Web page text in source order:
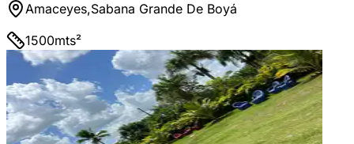
Amaceyes,Sabana Grande De Boyá
1500mts²